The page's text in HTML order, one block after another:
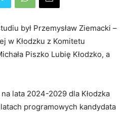
był Przemysław Ziemacki –
w Kłodzku z Komitetu
Piszko Lubię Kłodzko, a
lata 2024-2029 dla Kłodzka
programowych kandydata